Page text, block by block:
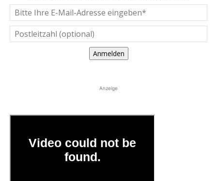
Anmelden
Anzeige